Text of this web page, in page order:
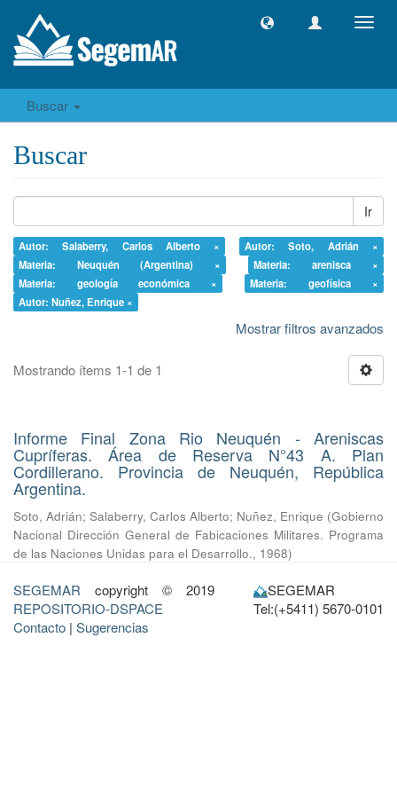
Buscar
Buscar
Ir
Autor: Salaberry, Carlos Alberto ×
Autor: Soto, Adrián ×
Materia: Neuquén (Argentina) ×
Materia: arenisca ×
Materia: geología económica ×
Materia: geofísica ×
Autor: Nuñez, Enrique ×
Mostrar filtros avanzados
Mostrando ítems 1-1 de 1
Informe Final Zona Rio Neuquén - Areniscas
Cupríferas. Área de Reserva N°43 A. Plan
Cordillerano. Provincia de Neuquén, República
Argentina.
Soto, Adrián; Salaberry, Carlos Alberto; Nuñez, Enrique (Gobierno
Nacional Dirección General de Fabicaciones Militares. Programa
de las Naciones Unidas para el Desarrollo., 1968)
SEGEMAR copyright © 2019
REPOSITORIO-DSPACE
Contacto | Sugerencias
SEGEMAR
Tel:(+5411) 5670-0101